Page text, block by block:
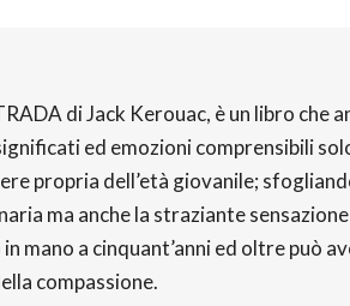
di Jack Kerouac, è un libro
ed emozioni comprensibili
propria dell’età giovanile;
ma anche la straziante
mano a cinquant’anni ed oltre può
compassione.